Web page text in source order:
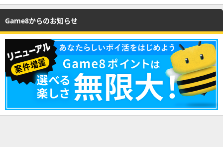
Game8からのお知らせ